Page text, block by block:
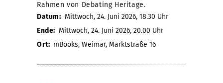
Rahmen von Debating Heritage.
Datum: Mittwoch, 24. Juni 2026, 18.30 Uhr
Ende: Mittwoch, 24. Juni 2026, 20.00 Uhr
Ort: mBooks, Weimar, Marktstraße 16